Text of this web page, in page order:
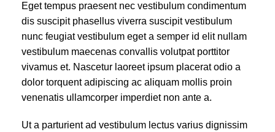
Eget tempus praesent nec vestibulum condimentum
dis suscipit phasellus viverra suscipit vestibulum
nunc feugiat vestibulum eget a semper id elit nullam
vestibulum maecenas convallis volutpat porttitor
vivamus et. Nascetur laoreet ipsum placerat odio a
dolor torquent adipiscing ac aliquam mollis proin
venenatis ullamcorper imperdiet non ante a.
Ut a parturient ad vestibulum lectus varius dignissim